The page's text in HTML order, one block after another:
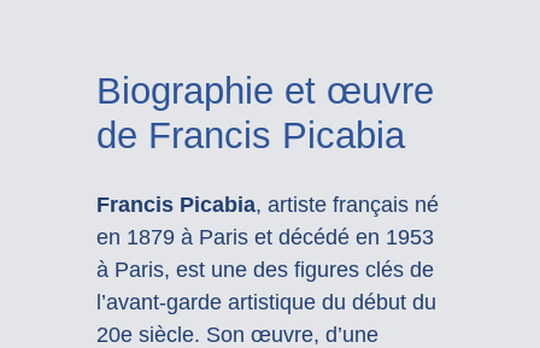
Biographie et œuvre
de Francis Picabia
Francis Picabia, artiste français né
en 1879 à Paris et décédé en 1953
à Paris, est une des figures clés de
l’avant-garde artistique du début du
20e siècle. Son œuvre, d’une